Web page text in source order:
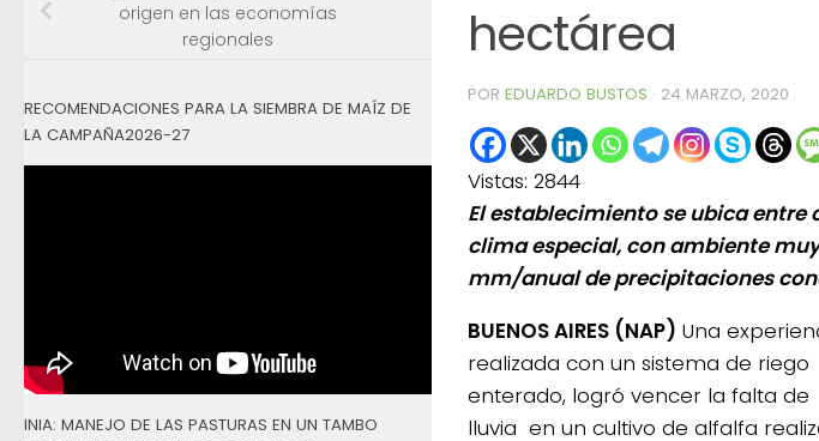
hectárea
POR EDUARDO BUSTOS · 24 MARZO, 2020
Vistas: 2844
El establecimiento se ubica
clima especial, con ambiente
mm/anual de precipitaciones
BUENOS AIRES (NAP) Una
realizada con un sistema de riego
enterado, logró vencer la falta de
lluvia en un cultivo de alfalfa
origen en las economías
regionales
RECOMENDACIONES PARA LA SIEMBRA DE MAÍZ DE
LA CAMPAÑA2026-27
INIA: MANEJO DE LAS PASTURAS EN UN TAMBO